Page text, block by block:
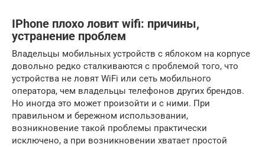
IPhone плохо ловит wifi: причины,
устранение проблем
Владельцы мобильных устройств с яблоком на корпусе
довольно редко сталкиваются с проблемой того, что
устройства не ловят WiFi или сеть мобильного
оператора, чем владельцы телефонов других брендов.
Но иногда это может произойти и с ними. При
правильном и бережном использовании,
возникновение такой проблемы практически
исключено, а при возникновении хватает простой